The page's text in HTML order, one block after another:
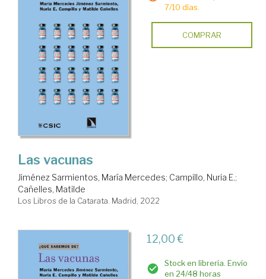
7/10 días.
COMPRAR
Las vacunas
Jiménez Sarmientos, María Mercedes; Campillo, Nuria E.;
Cañelles, Matilde
Los Libros de la Catarata. Madrid, 2022
12,00 €
Stock en librería. Envío
en 24/48 horas